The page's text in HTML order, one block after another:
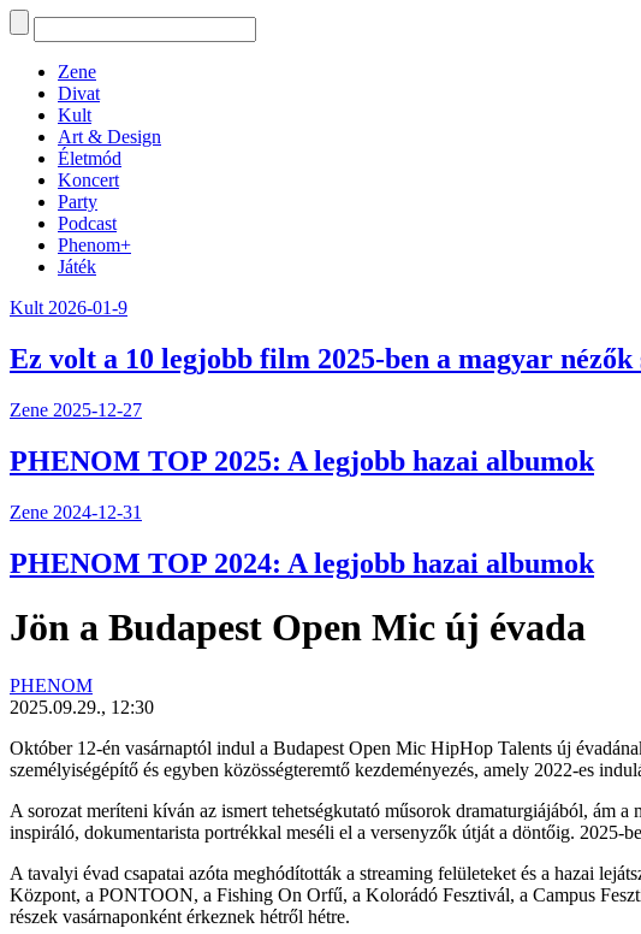
Zene
Divat
Kult
Art & Design
Életmód
Koncert
Party
Podcast
Phenom+
Játék
Kult 2026-01-9
Ez volt a 10 legjobb film 2025-ben a magyar
Zene 2025-12-27
PHENOM TOP 2025: A legjobb hazai albumok
Zene 2024-12-31
PHENOM TOP 2024: A legjobb hazai albumok
Jön a Budapest Open Mic új évada
PHENOM
2025.09.29., 12:30
Október 12-én vasárnaptól indul a Budapest Open Mic HipHop Talents új
személyiségépítő és egyben közösségteremtő kezdeményezés, amely 2022-es
A sorozat meríteni kíván az ismert tehetségkutató műsorok dramaturgiájából, ám
inspiráló, dokumentarista portrékkal meséli el a versenyzők útját a döntőig. 2025-
A tavalyi évad csapatai azóta meghódították a streaming felületeket és a hazai
Központ, a PONTOON, a Fishing On Orfű, a Kolorádó Fesztivál, a Campus
részek vasárnaponként érkeznek hétről hétre.